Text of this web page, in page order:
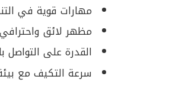
مهارات قوية في
مظهر لائق واحترافي
القدرة على التواصل
سرعة التكيف مع